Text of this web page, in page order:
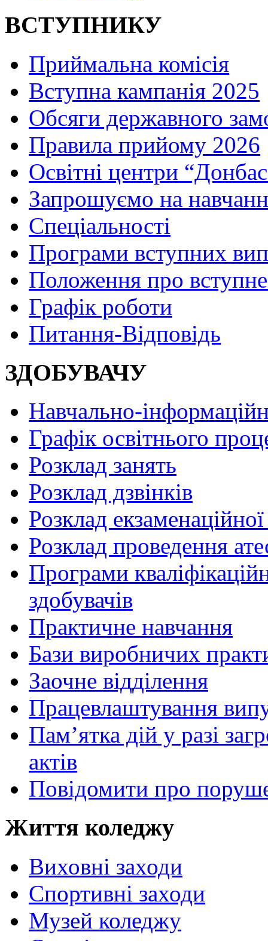
ВСТУПНИКУ
Приймальна комісія
Вступна кампанія 2025
Обсяги державного
Правила прийому 2026
Освітні центри
Запрошуємо на
Спеціальності
Програми вступних
Положення про
Графік роботи
Питання-Відповідь
ЗДОБУВАЧУ
Навчально-
Графік освітнього
Розклад занять
Розклад дзвінків
Розклад екзаменаційної
Розклад проведення
Програми
здобувачів
Практичне навчання
Бази виробничих
Заочне відділення
Працевлаштування
Пам’ятка дій у разі
актів
Повідомити про
Життя коледжу
Виховні заходи
Спортивні заходи
Музей коледжу